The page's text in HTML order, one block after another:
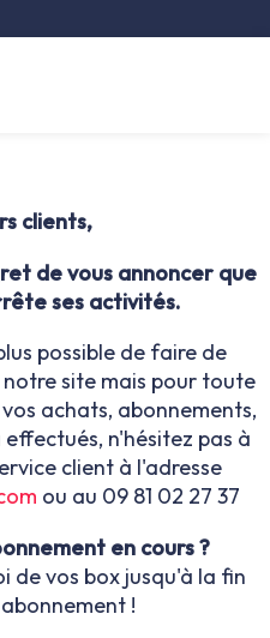
clients,
de vous annoncer que
ses activités.
possible de faire de
site mais pour toute
achats, abonnements,
n'hésitez pas à
client à l'adresse
ou au 09 81 02 27 37
en cours ?
de vos box jusqu'à la fin
!